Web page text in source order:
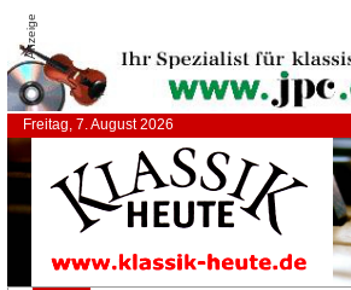
Anzeige
Freitag, 7. August 2026